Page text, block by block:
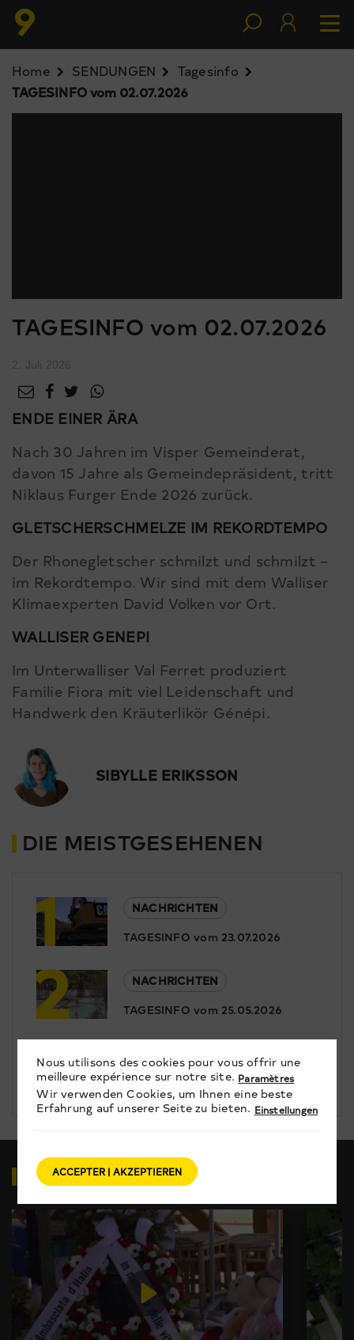
Home SENDUNGEN
Tagesinfo
TAGESINFO vom 02.07.2026
TAGESINFO vom 02.07.2026
ENDE EINER ÄRA
Nach 30 Jahren im Visper Gemeinderat,
davon 15 Jahre als Gemeindepräsident, tritt
Niklaus Furger Ende 2026 zurück.
GLETSCHERSCHMELZE IM REKORDTEMPO
Der Rhonegletscher schmilzt und schmilzt –
im Rekordtempo. Wir sind mit dem Walliser
Klimaexperten David Volken vor Ort.
WALLISER GENEPI
Im Unterwalliser Val Ferret produziert
Familie Fiora mit viel Leidenschaft und
Handwerk den Kräuterlikör Génépi.
SIBYLLE ERIKSSON
DIE MEISTGESEHENEN
1
NACHRICHTEN
TAGESINFO vom 23.07.2026
2
NACHRICHTEN
TAGESINFO vom 25.05.2026
3
TAGESINFO vom 29.05.2026
VIDEOSZUM THEMA
Nous utilisons des cookies pour vous offrir une
meilleure expérience sur notre site. Paramètres
Wir verwenden Cookies, um Ihnen eine beste
Erfahrung auf unserer Seite zu bieten. Einstellungen
ACCEPTER | AKZEPTIEREN